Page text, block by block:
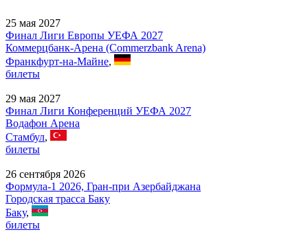
25 мая 2027
Финал Лиги Европы УЕФА 2027
Коммерцбанк-Арена (Commerzbank Arena)
Франкфурт-на-Майне,
билеты
29 мая 2027
Финал Лиги Конференций УЕФА 2027
Водафон Арена
Стамбул,
билеты
26 сентября 2026
Формула-1 2026, Гран-при Азербайджана
Городская трасса Баку
Баку,
билеты